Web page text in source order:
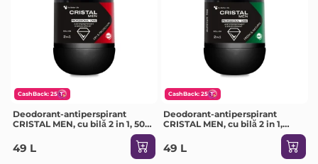
CashBack: 25
Deodorant-antiperspirant
CRISTAL MEN, cu bilă 2 in 1, 50
49 L
CashBack: 25
Deodorant-antiperspirant
CRISTAL MEN, cu bilă 2 in 1,
49 L